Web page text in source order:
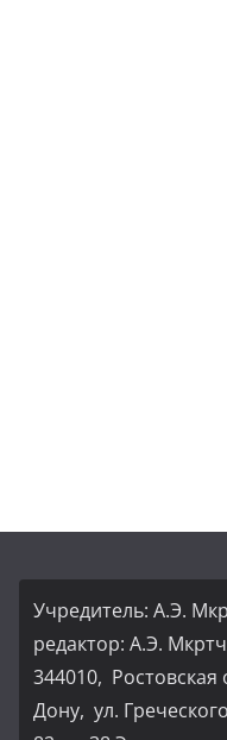
Учредитель: А.Э.
редактор: А.Э.
344010, Ростовская
Дону, ул.